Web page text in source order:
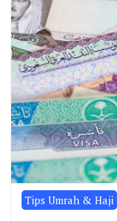
Tips Umrah & Haji